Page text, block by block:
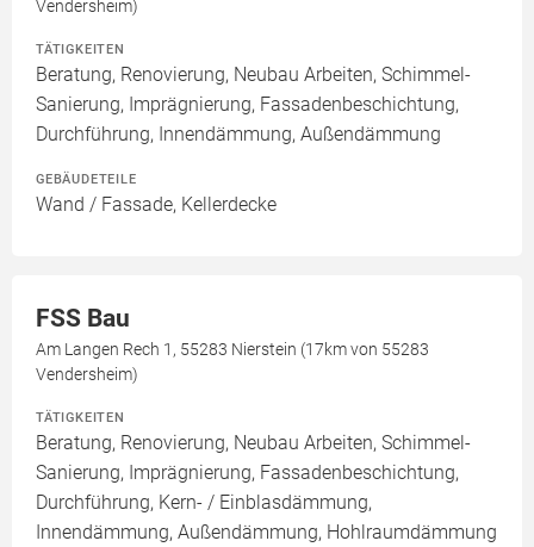
Vendersheim)
TÄTIGKEITEN
Beratung, Renovierung, Neubau Arbeiten, Schimmel-
Sanierung, Imprägnierung, Fassadenbeschichtung,
Durchführung, Innendämmung, Außendämmung
GEBÄUDETEILE
Wand / Fassade, Kellerdecke
FSS Bau
Am Langen Rech 1, 55283 Nierstein (17km von 55283
Vendersheim)
TÄTIGKEITEN
Beratung, Renovierung, Neubau Arbeiten, Schimmel-
Sanierung, Imprägnierung, Fassadenbeschichtung,
Durchführung, Kern- / Einblasdämmung,
Innendämmung, Außendämmung, Hohlraumdämmung